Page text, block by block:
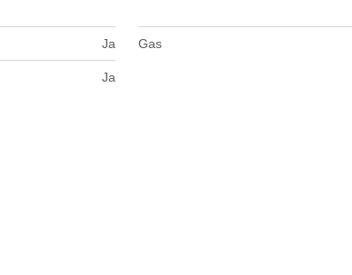
Ja Gas
Ja